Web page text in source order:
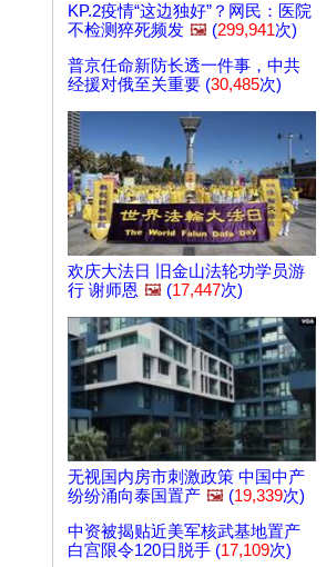
KP.2疫情“这边独好”？网民：医院
不检测猝死频发 🖼️ (299,941次)
普京任命新防长透一件事，中共
经援对俄至关重要 (30,485次)
欢庆大法日 旧金山法轮功学员游
行 谢师恩 🖼️ (17,447次)
无视国内房市刺激政策 中国中产
纷纷涌向泰国置产 🖼️ (19,339次)
中资被揭贴近美军核武基地置产
白宫限令120日脱手 (17,109次)